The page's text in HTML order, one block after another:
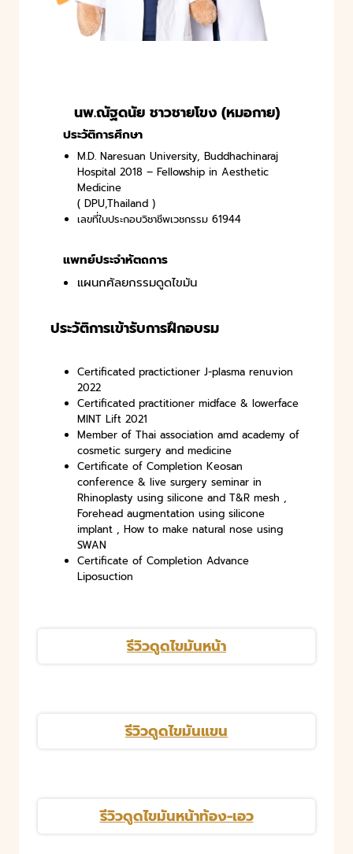
นพ.ณัฐดนัย ชาวชายโขง (หมอกาย)
ประวัติการศึกษา
M.D. Naresuan University, Buddhachinaraj
Hospital 2018 – Fellowship in Aesthetic
Medicine
( DPU,Thailand )
เลขที่ใบประกอบวิชาชีพเวชกรรม 61944
แพทย์ประจำหัตถการ
แผนกศัลยกรรมดูดไขมัน
ประวัติการเข้ารับการฝึกอบรม
Certificated practictioner J-plasma renuvion
2022
Certificated practitioner midface & lowerface
MINT Lift 2021
Member of Thai association amd academy of
cosmetic surgery and medicine
Certificate of Completion Keosan
conference & live surgery seminar in
Rhinoplasty using silicone and T&R mesh ,
Forehead augmentation using silicone
implant , How to make natural nose using
SWAN
Certificate of Completion Advance
Liposuction
รีวิวดูดไขมันหน้า
รีวิวดูดไขมันแขน
รีวิวดูดไขมันหน้าท้อง-เอว